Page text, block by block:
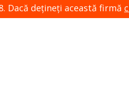
Dacă dețineți această firmă